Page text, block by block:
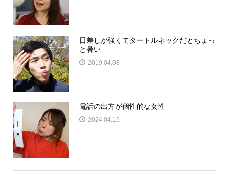
日差しが強くてタートルネックだとちょっ
と暑い
2019.04.08
電話の出方が個性的な女性
2024.04.15